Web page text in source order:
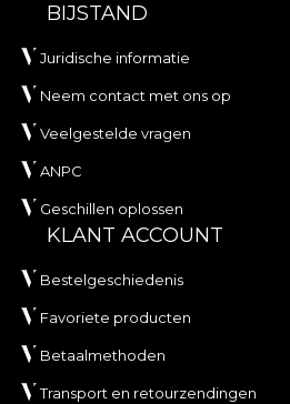
BIJSTAND
Juridische informatie
Neem contact met ons op
Veelgestelde vragen
ANPC
Geschillen oplossen
KLANT ACCOUNT
Bestelgeschiedenis
Favoriete producten
Betaalmethoden
Transport en retourzendingen